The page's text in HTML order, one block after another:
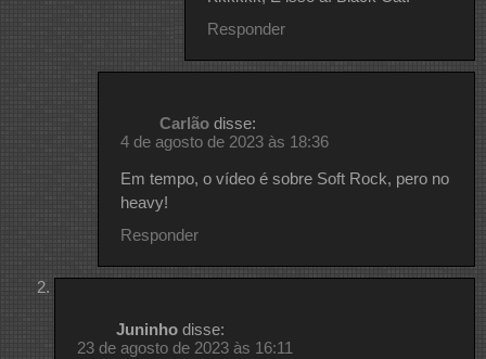
Responder
Carlão disse:
4 de agosto de 2023 às 18:36
Em tempo, o vídeo é sobre Soft Rock, pero no
heavy!
Responder
Juninho disse:
23 de agosto de 2023 às 16:11